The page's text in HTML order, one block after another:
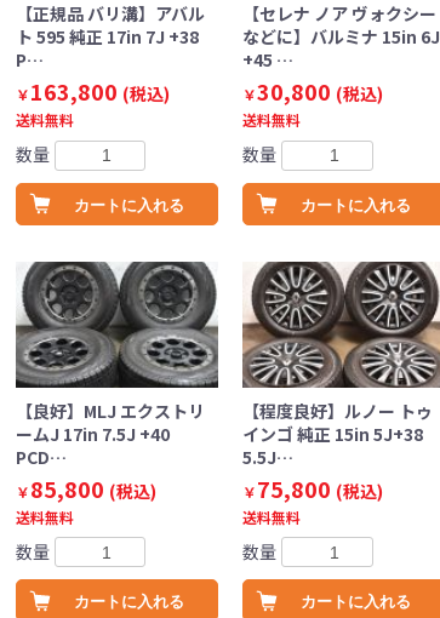
【正規品 バリ溝】アバル
ト 595 純正 17in 7J +38
P…
￥163,800 (税込)
送料無料
数量
カートに入れる
【セレナ ノア ヴォクシー
などに】バルミナ 15in 6J
+45 …
￥30,800 (税込)
送料無料
数量
カートに入れる
【良好】MLJ エクストリ
ームJ 17in 7.5J +40
PCD…
￥85,800 (税込)
送料無料
数量
カートに入れる
【程度良好】ルノー トゥ
インゴ 純正 15in 5J+38
5.5J…
￥75,800 (税込)
送料無料
数量
カートに入れる